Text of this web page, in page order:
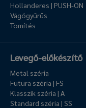
Hollanderes | PUSH-ON
Vágógyűrűs
Tömítés
Levegő-előkészítő
Metal széria
Futura széria | FS
Klasszik széria | A
Standard széria | SS